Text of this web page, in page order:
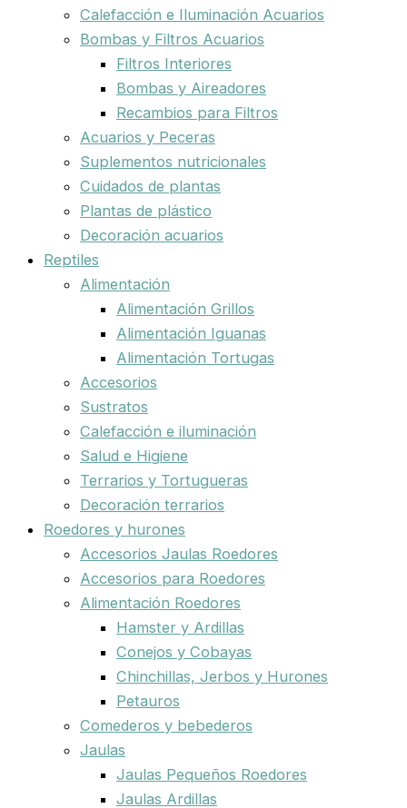
Calefacción e Iluminación Acuarios
Bombas y Filtros Acuarios
Filtros Interiores
Bombas y Aireadores
Recambios para Filtros
Acuarios y Peceras
Suplementos nutricionales
Cuidados de plantas
Plantas de plástico
Decoración acuarios
Reptiles
Alimentación
Alimentación Grillos
Alimentación Iguanas
Alimentación Tortugas
Accesorios
Sustratos
Calefacción e iluminación
Salud e Higiene
Terrarios y Tortugueras
Decoración terrarios
Roedores y hurones
Accesorios Jaulas Roedores
Accesorios para Roedores
Alimentación Roedores
Hamster y Ardillas
Conejos y Cobayas
Chinchillas, Jerbos y Hurones
Petauros
Comederos y bebederos
Jaulas
Jaulas Pequeños Roedores
Jaulas Ardillas